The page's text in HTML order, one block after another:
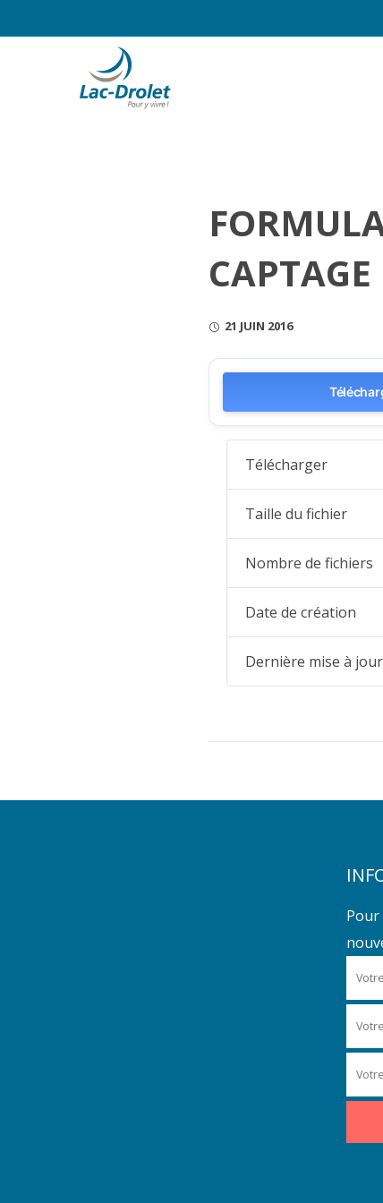
21 JUIN 2016
Télécharger
Taille du fichier
Nombre de fichiers
Date de création
Dernière mise à jour